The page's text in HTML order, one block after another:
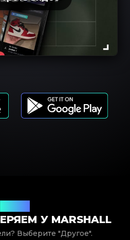
У MARSHALL
Выберите "Другое".